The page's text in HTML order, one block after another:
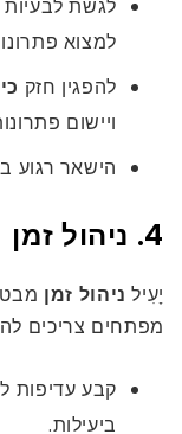
לגשת
למצוא
להפגין חזק
ויישום
הישאר רגוע
4. ניהול זמן
יָעִילניהול זמן
מפתחים צריכים
קבע עדיפות
ביעילות.